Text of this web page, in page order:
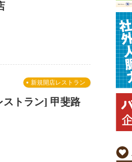
新規開店レストラン
トラン] 甲斐路